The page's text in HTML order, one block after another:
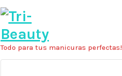
Todo para tus manicuras perfectas!